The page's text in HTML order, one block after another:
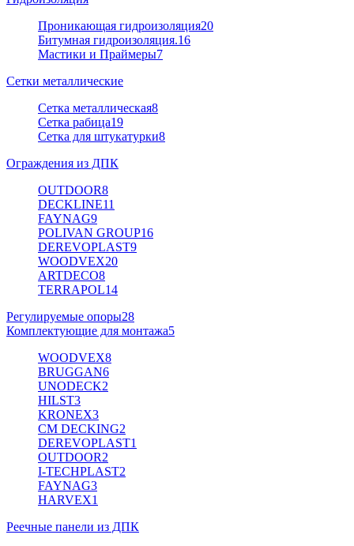
Проникающая гидроизоляция20
Битумная гидроизоляция.16
Мастики и Праймеры7
Сетки металлические
Сетка металлическая8
Сетка рабица19
Сетка для штукатурки8
Ограждения из ДПК
OUTDOOR8
DECKLINE11
FAYNAG9
POLIVAN GROUP16
DEREVOPLAST9
WOODVEX20
ARTDECO8
TERRAPOL14
Регулируемые опоры28
Комплектующие для монтажа5
WOODVEX8
BRUGGAN6
UNODECK2
HILST3
KRONEX3
CM DECKING2
DEREVOPLAST1
OUTDOOR2
I-TECHPLAST2
FAYNAG3
HARVEX1
Реечные панели из ДПК